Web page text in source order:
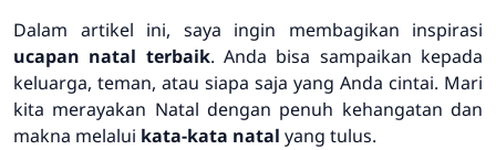
Dalam artikel ini, saya ingin membagikan inspirasi
ucapan natal terbaik. Anda bisa sampaikan kepada
keluarga, teman, atau siapa saja yang Anda cintai. Mari
kita merayakan Natal dengan penuh kehangatan dan
makna melalui kata-kata natal yang tulus.